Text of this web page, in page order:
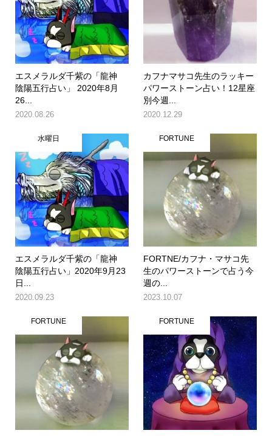
エスメラルダ千紫の「龍神
陰陽五行占い」 2020年8月
26...
2020.08.26
カフナマサコ先生のラッキー
パワーストーン占い！12星座
別今週...
2020.12.29
水曜日
エスメラルダ千紫の「龍神
陰陽五行占い」2020年9月23
日...
2020.09.23
FORTUNE
FORTNE/カフナ・マサコ先
生のパワーストーンで占う今
週の...
2023.10.07
FORTUNE FORTUNE